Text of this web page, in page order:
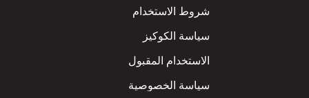
شروط الاستخدام
سياسة الكوكيز
الاستخدام المقبول
سياسة الخصوصية